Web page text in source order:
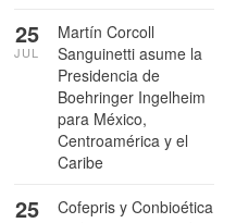
Martín Corcoll
Sanguinetti asume la
Presidencia de
Boehringer Ingelheim
para México,
Centroamérica y el
Caribe
25
JUL
Cofepris y Conbioética
25